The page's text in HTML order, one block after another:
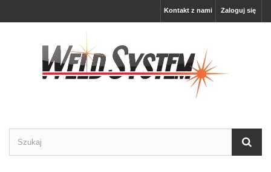
Zaloguj się
Kontakt z nami